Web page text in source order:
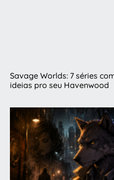
Savage Worlds: 7 séries
ideias pro seu Havenwood